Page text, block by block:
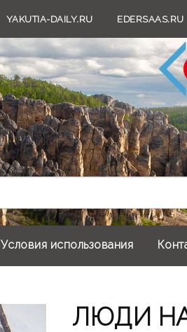
YAKUTIA-DAILY.RU EDERSAAS.RU
Условия использования
ЛЮДИ